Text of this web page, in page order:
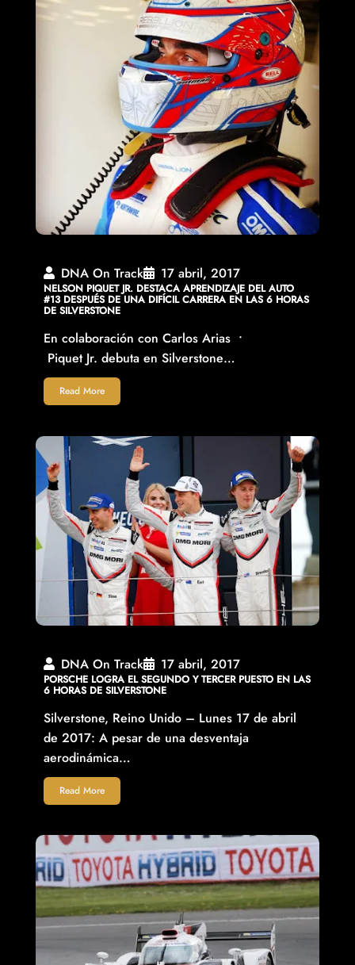
DNA On Track 17 abril, 2017
NELSON PIQUET JR. DESTACA APRENDIZAJE DEL AUTO
#13 DESPUÉS DE UNA DIFÍCIL CARRERA EN LAS 6 HORAS
DE SILVERSTONE
En colaboración con Carlos Arias •
Piquet Jr. debuta en Silverstone…
Read More
DNA On Track 17 abril, 2017
PORSCHE LOGRA EL SEGUNDO Y TERCER PUESTO EN LAS
6 HORAS DE SILVERSTONE
Silverstone, Reino Unido – Lunes 17 de abril
de 2017: A pesar de una desventaja
aerodinámica…
Read More